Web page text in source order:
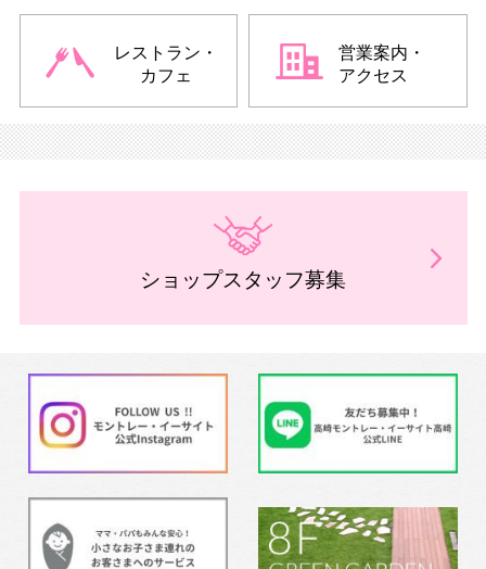
レストラン・
カフェ
営業案内・
アクセス
ショップスタッフ募集